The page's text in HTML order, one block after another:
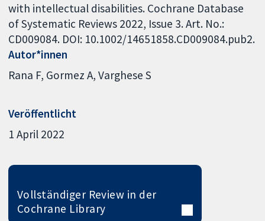
with intellectual disabilities. Cochrane Database
of Systematic Reviews 2022, Issue 3. Art. No.:
CD009084. DOI: 10.1002/14651858.CD009084.pub2.
Autor*innen
Rana F Gormez A Varghese S
Veröffentlicht
1 April 2022
Vollständiger Review in der
Cochrane Library